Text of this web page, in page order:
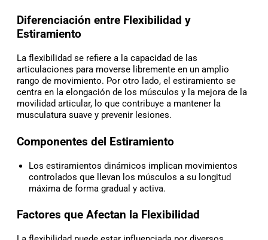
Diferenciación entre Flexibilidad y
Estiramiento
La flexibilidad se refiere a la capacidad de las
articulaciones para moverse libremente en un amplio
rango de movimiento. Por otro lado, el estiramiento se
centra en la elongación de los músculos y la mejora de la
movilidad articular, lo que contribuye a mantener la
musculatura suave y prevenir lesiones.
Componentes del Estiramiento
Los estiramientos dinámicos implican movimientos
controlados que llevan los músculos a su longitud
máxima de forma gradual y activa.
Factores que Afectan la Flexibilidad